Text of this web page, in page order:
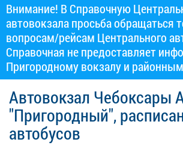
Внимание! В Справочную
автовокзала просьба обращаться
вопросам/рейсам Центрального
Справочная не предоставляет
Пригородному вокзалу и
Автовокзал Чебоксары
"Пригородный",
автобусов